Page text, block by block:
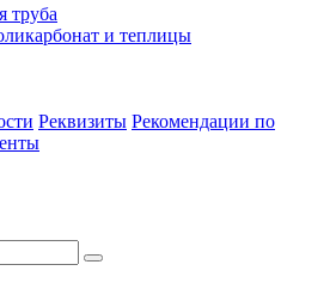
труба
и теплицы
Реквизиты Рекомендации по